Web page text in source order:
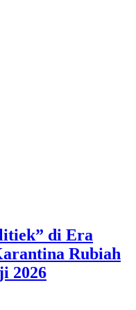
di Era
Rubiah
2026